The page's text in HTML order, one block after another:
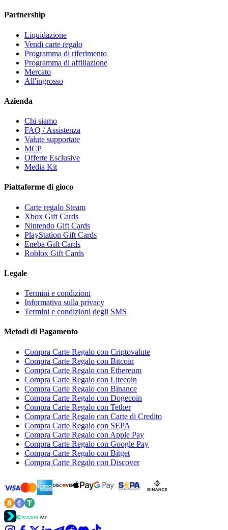
Partnership
Liquidazione
Vendi carte regalo
Programma di riferimento
Programma di affiliazione
Mercato
All'ingrosso
Azienda
Chi siamo
FAQ / Assistenza
Valute supportate
MCP
Offerte Esclusive
Media Kit
Piattaforme di gioco
Carte regalo Steam
Xbox Gift Cards
Nintendo Gift Cards
PlayStation Gift Cards
Eneba Gift Cards
Roblox Gift Cards
Legale
Termini e condizioni
Informativa sulla privacy
Termini e condizioni degli SMS
Metodi di Pagamento
Compra Carte Regalo con Criptovalute
Compra Carte Regalo con Bitcoin
Compra Carte Regalo con Ethereum
Compra Carte Regalo con Litecoin
Compra Carte Regalo con Binance
Compra Carte Regalo con Dogecoin
Compra Carte Regalo con Tether
Compra Carte Regalo con Carte di Credito
Compra Carte Regalo con SEPA
Compra Carte Regalo con Apple Pay
Compra Carte Regalo con Google Pay
Compra Carte Regalo con Bitget
Compra Carte Regalo con Discover